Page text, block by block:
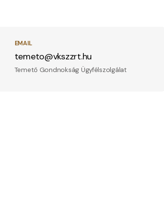
EMAIL
temeto@vkszzrt.hu
Temető Gondnokság Ügyfélszolgálat